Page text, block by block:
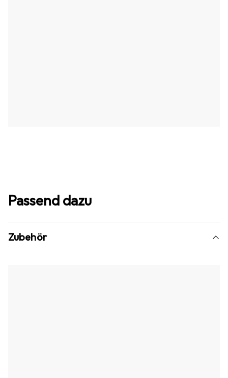
Passend dazu
Zubehör